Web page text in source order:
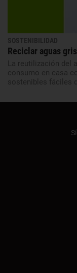
SOSTENIBILIDAD
Reciclar aguas
La reutilización del
consumo en casa
sostenibles fáciles